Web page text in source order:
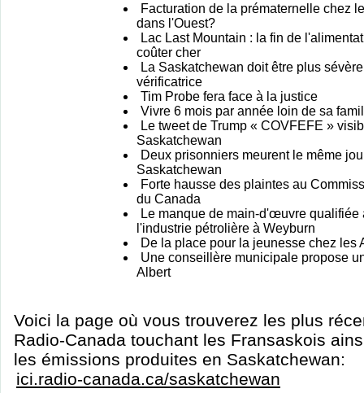
Facturation de la prématernelle chez
dans l'Ouest?
Lac Last Mountain : la fin de
coûter cher
La Saskatchewan doit être plus
vérificatrice
Tim Probe fera face à la justice
Vivre 6 mois par année loin de sa
Le tweet de Trump « COVFEFE »
Saskatchewan
Deux prisonniers meurent le même
Saskatchewan
Forte hausse des plaintes au
du Canada
Le manque de main-d'œuvre
l'industrie pétrolière à Weyburn
De la place pour la jeunesse chez les
Une conseillère municipale propose
Albert
Voici la page où vous trouverez les plus
Radio-Canada touchant les Fransaskois
les émissions produites en Saskatchewan:
ici.radio-canada.ca/saskatchewan